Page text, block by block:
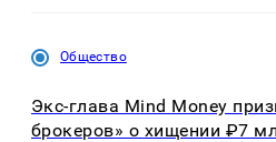
Общество
Экс-глава Mind Money
брокеров» о хищении ₽7